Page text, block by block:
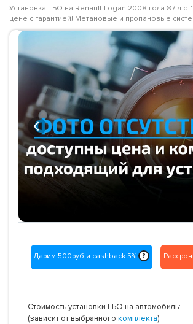
Установка ГБО на Renault Logan 2008 года 87 л.с.
цене с гарантией! Метановые и пропановые
Previous
Дарим 500руб и cashback 5% ?
Стоимость установки ГБО на автомобиль:
(зависит от выбранного комплекта)